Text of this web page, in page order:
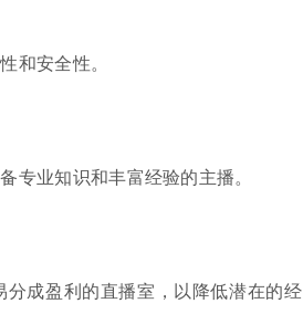
和安全性。
专业知识和丰富经验的主播。
成盈利的直播室，以降低潜在的经